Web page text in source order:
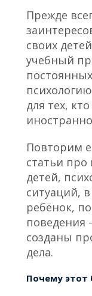
Прежде
своих
учебный
для тех,
Повторим
статьи про
детей,
ситуаций,
ребёнок,
поведения
созданы
дела.
Почему этот